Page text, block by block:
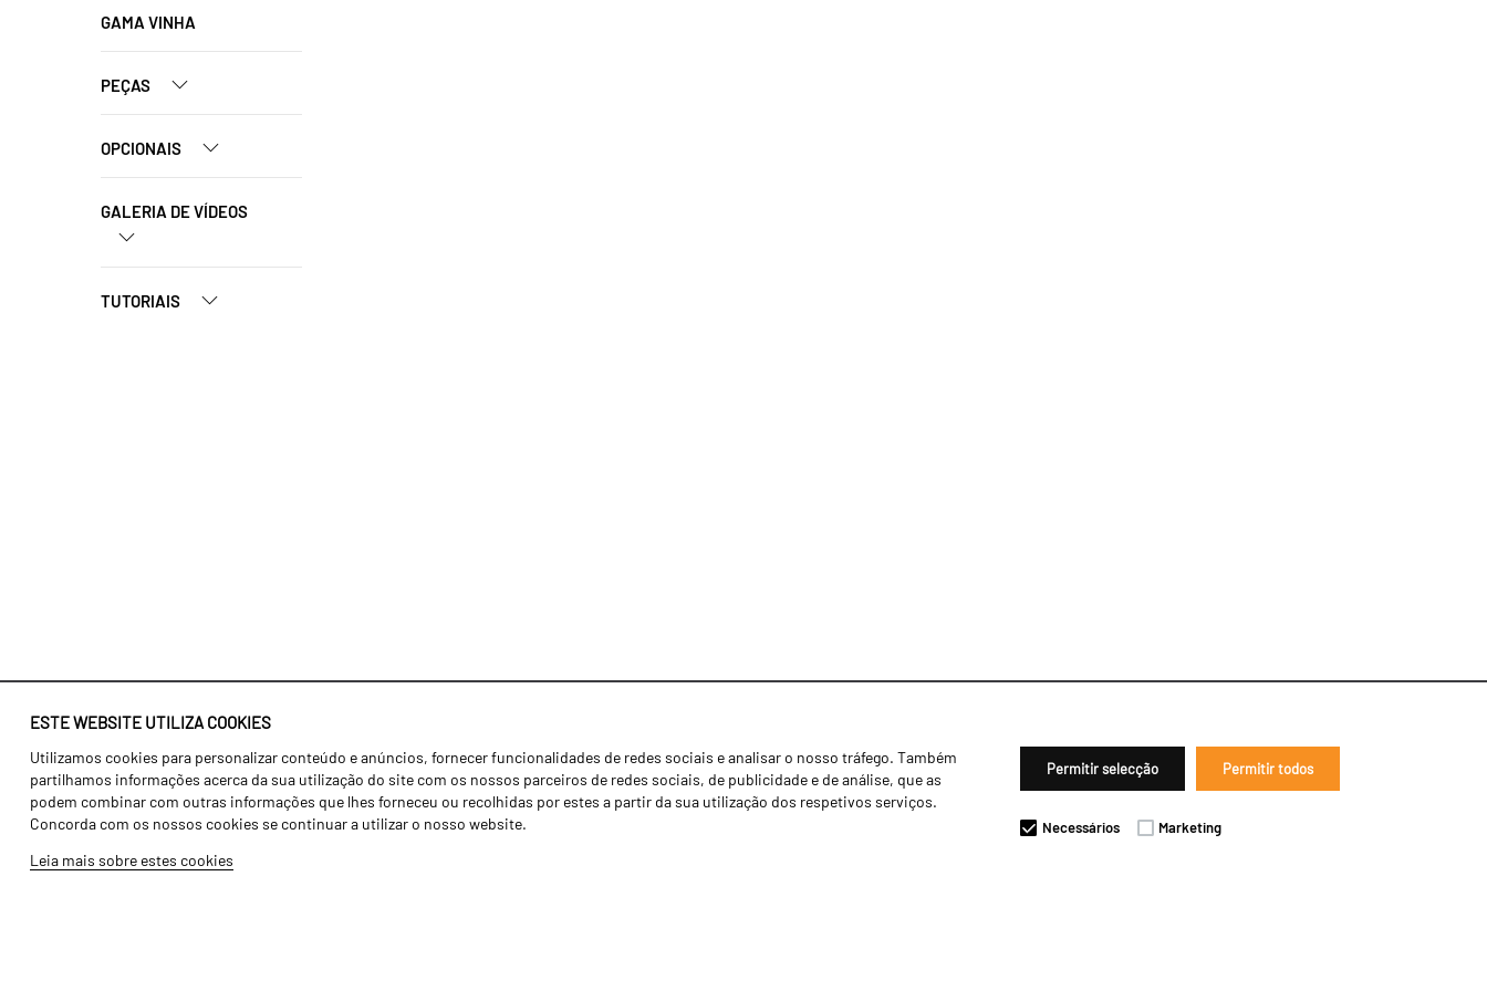
ESTE WEBSITE UTILIZA COOKIES
Utilizamos cookies para personalizar conteúdo e anúncios, fornecer funcionalidades de redes sociais e analisar o nosso tráfego. Também
partilhamos informações acerca da sua utilização do site com os nossos parceiros de redes sociais, de publicidade e de análise, que as
podem combinar com outras informações que lhes forneceu ou recolhidas por estes a partir da sua utilização dos respetivos serviços.
Concorda com os nossos cookies se continuar a utilizar o nosso website.
Leia mais sobre estes cookies
Permitir selecção Permitir todos
Necessários Marketing
GAMA VINHA
PEÇAS
OPCIONAIS
GALERIA DE VÍDEOS
TUTORIAIS
Identidade
História
Fábrica / Produção
Recursos Humanos
Agricultura
Transportes
Gama Floresta
Notícias
Concessionários